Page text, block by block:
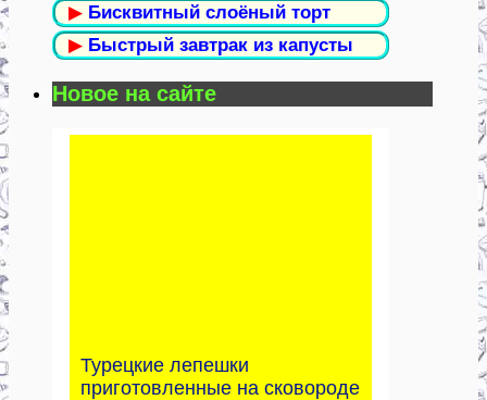
▶ Бисквитный слоёный торт
▶ Быстрый завтрак из капусты
Новое на сайте
Турецкие лепешки
приготовленные на сковороде